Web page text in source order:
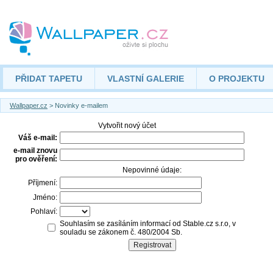
PŘIDAT TAPETU VLASTNÍ GALERIE O PROJEKTU
Wallpaper.cz > Novinky e-mailem